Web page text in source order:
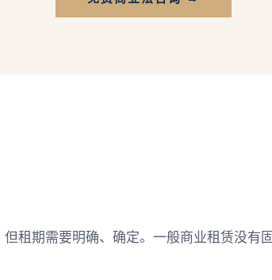
租期需要明确、确定。一般商业租赁没有